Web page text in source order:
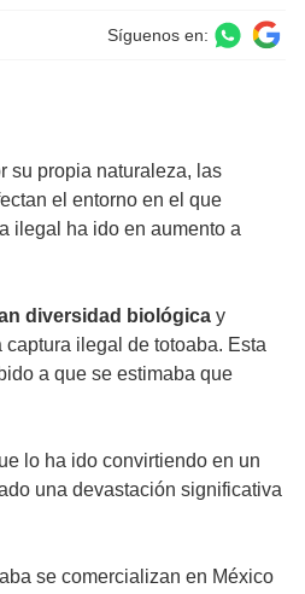
Síguenos en:
su propia naturaleza, las
el entorno en el que
ilegal ha ido en aumento a
diversidad biológica y
ilegal de totoaba. Esta
a que se estimaba que
lo ha ido convirtiendo en un
una devastación significativa
se comercializan en México